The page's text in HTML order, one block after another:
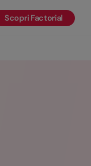
per cercare
Scopri Factorial